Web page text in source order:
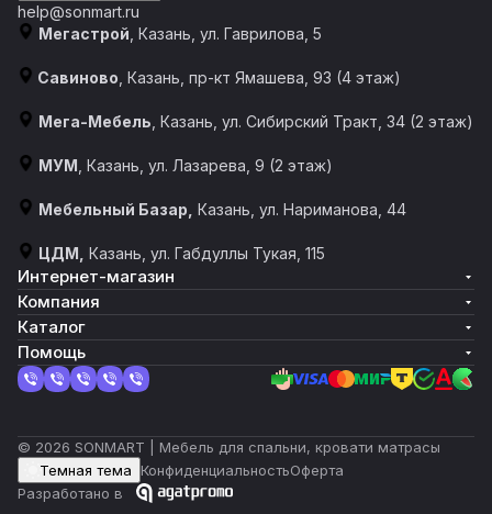
help@sonmart.ru
Мегастрой , Казань, ул. Гаврилова, 5
Савиново , Казань, пр-кт Ямашева, 93 (4 этаж)
Мега-Мебель , Казань, ул. Сибирский Тракт, 34 (2 этаж)
МУМ , Казань, ул. Лазарева, 9 (2 этаж)
Мебельный Базар, Казань, ул. Нариманова, 44
ЦДМ, Казань, ул. Габдуллы Тукая, 115
Интернет-магазин
Компания
Каталог
Помощь
© 2026 SONMART | Мебель для спальни, кровати матрасы
Темная тема
КонфиденциальностьОферта
Разработано в